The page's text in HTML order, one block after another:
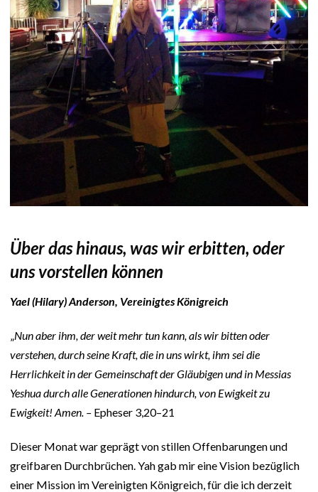
Über das hinaus, was wir erbitten, oder
uns vorstellen können
Yael (Hilary) Anderson, Vereinigtes Königreich
Nun aber ihm, der weit mehr tun kann, als wir bitten oder
verstehen, durch seine Kraft, die in uns wirkt, ihm sei die
Herrlichkeit in der Gemeinschaft der Gläubigen und in Messias
Yeshua durch alle Generationen hindurch, von Ewigkeit zu
Ewigkeit! Amen. – Epheser 3,20–21
Dieser Monat war geprägt von stillen Offenbarungen und
greifbaren Durchbrüchen. Yah gab mir eine Vision bezüglich
einer Mission im Vereinigten Königreich, für die ich derzeit